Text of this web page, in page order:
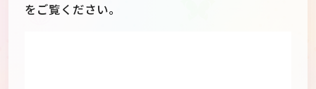
をご覧ください。